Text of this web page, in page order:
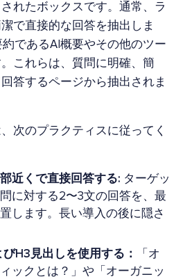
れたボックスです。通常、ラ
で直接的な回答を抽出しま
であるAI概要やその他のツー
これらは、質問に明確、簡
答するページから抽出されま
次のプラクティスに従ってく
近くで直接回答する: ターゲッ
に対する2〜3文の回答を、最
します。長い導入の後に隠さ
H3見出しを使用する：
「オ
ックとは？」や「オーガニッ